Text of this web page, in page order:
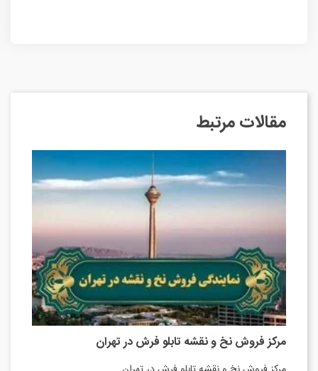
مقالات مرتبط
مرکز فروش نخ و نقشه تابلو فرش در تهران